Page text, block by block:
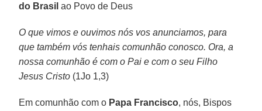
do Brasil ao Povo de Deus
O que vimos e ouvimos nós vos anunciamos, para
que também vós tenhais comunhão conosco. Ora, a
nossa comunhão é com o Pai e com o seu Filho
Jesus Cristo (1Jo 1,3)
Em comunhão com o Papa Francisco, nós, Bispos